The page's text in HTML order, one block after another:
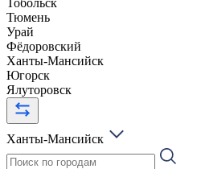
Тюмень
Урай
Фёдоровский
Ханты-Мансийск
Югорск
Ялуторовск
Ханты-Мансийск